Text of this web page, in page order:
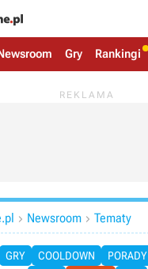
Gry Rankingi
 Newsroom  Tematy
GRY COOLDOWN PORADY